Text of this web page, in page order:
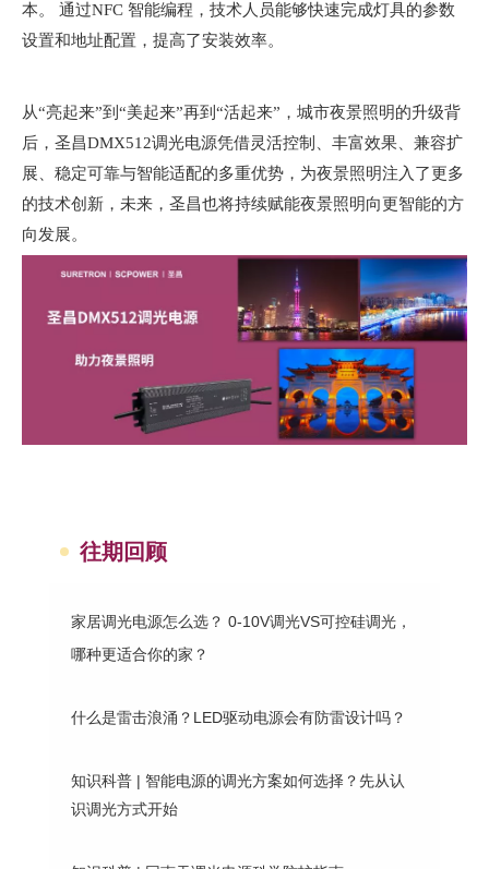
本。 通过NFC 智能编程，技术人员能够快速完成灯具的参数
设置和地址配置，提高了安装效率。
从“亮起来”到“美起来”再到“活起来”，城市夜景照明的升级背
后，圣昌DMX512调光电源凭借灵活控制、丰富效果、兼容扩
展、稳定可靠与智能适配的多重优势，为夜景照明注入了更多
的技术创新，未来，圣昌也将持续赋能夜景照明向更智能的方
向发展。
往期回顾
家居调光电源怎么选？ 0-10V调光VS可控硅调光，
哪种更适合你的家？
什么是雷击浪涌？LED驱动电源会有防雷设计吗？
知识科普 | 智能电源的调光方案如何选择？先从认
识调光方式开始